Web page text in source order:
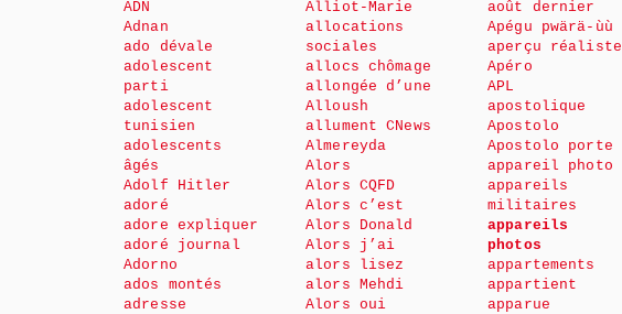
ADN
Adnan
ado dévale
adolescent
parti
adolescent
tunisien
adolescents
âgés
Adolf Hitler
adoré
adore expliquer
adoré journal
Adorno
ados montés
adresse
Alliot-Marie
allocations
sociales
allocs chômage
allongée d’une
Alloush
allument CNews
Almereyda
Alors
Alors CQFD
Alors c’est
Alors Donald
Alors j’ai
alors lisez
alors Mehdi
Alors oui
août dernier
Apégu pwärä-ùù
aperçu réaliste
Apéro
APL
apostolique
Apostolo
Apostolo porte
appareil photo
appareils
militaires
appareils
photos
appartements
appartient
apparue